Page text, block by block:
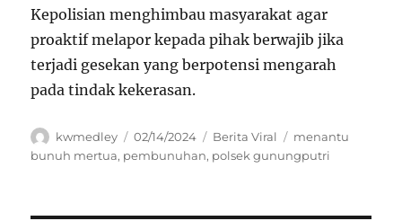
Kepolisian menghimbau masyarakat agar
proaktif melapor kepada pihak berwajib jika
terjadi gesekan yang berpotensi mengarah
pada tindak kekerasan.
Author
kwmedley
Posted
on
02/14/2024 Categories
Berita Viral Tags
menantu
bunuh mertua, pembunuhan, polsek gunungputri